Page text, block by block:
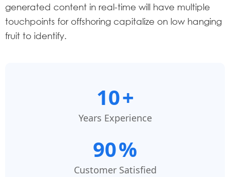
generated content in real-time will have multiple
touchpoints for offshoring capitalize on low hanging
fruit to identify.
10+
Years Experience
90%
Customer Satisfied